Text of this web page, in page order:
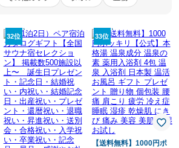
32位 33位
【送料無料】1000円ポ